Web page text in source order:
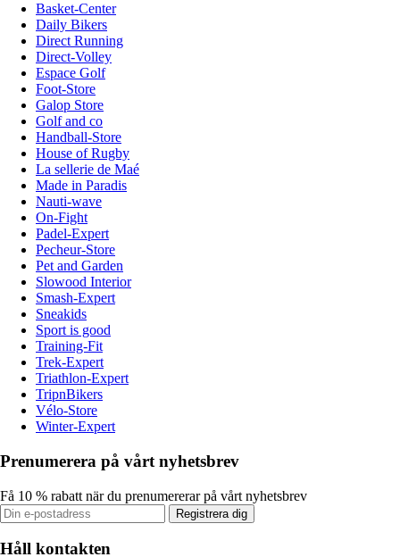
Basket-Center
Daily Bikers
Direct Running
Direct-Volley
Espace Golf
Foot-Store
Galop Store
Golf and co
Handball-Store
House of Rugby
La sellerie de Maé
Made in Paradis
Nauti-wave
On-Fight
Padel-Expert
Pecheur-Store
Pet and Garden
Slowood Interior
Smash-Expert
Sneakids
Sport is good
Training-Fit
Trek-Expert
Triathlon-Expert
TripnBikers
Vélo-Store
Winter-Expert
Prenumerera på vårt nyhetsbrev
Få 10 % rabatt när du prenumererar på vårt nyhetsbrev
Registrera dig
Håll kontakten